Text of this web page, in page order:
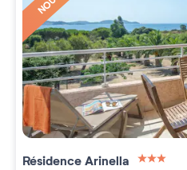
RésidenceArinella